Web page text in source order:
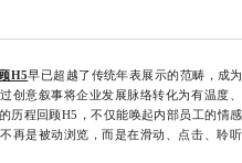
H5早已超越了传统年表展示的范畴，成
创意叙事将企业发展脉络转化为有温度
的历程回顾H5，不仅能唤起内部员工的情
再是被动浏览，而是在滑动、点击、聆